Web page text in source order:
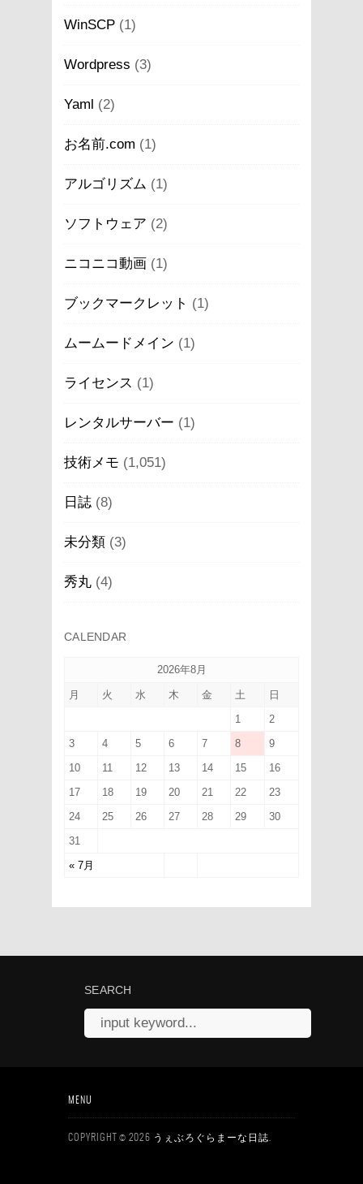
WinSCP (1)
Wordpress (3)
Yaml (2)
お名前.com (1)
アルゴリズム (1)
ソフトウェア (2)
ニコニコ動画 (1)
ブックマークレット (1)
ムームードメイン (1)
ライセンス (1)
レンタルサーバー (1)
技術メモ (1,051)
日誌 (8)
未分類 (3)
秀丸 (4)
CALENDAR
2026年8月
月 火 水 木 金 土 日
« 7月
1
2
3
4 5 6 7 8
9
10
11 12 13 14 15
16
17
18 19 20 21 22
23
24
25 26 27 28 29
30
31
SEARCH
MENU
COPYRIGHT © 2026 うぇぶろぐらまーな日誌